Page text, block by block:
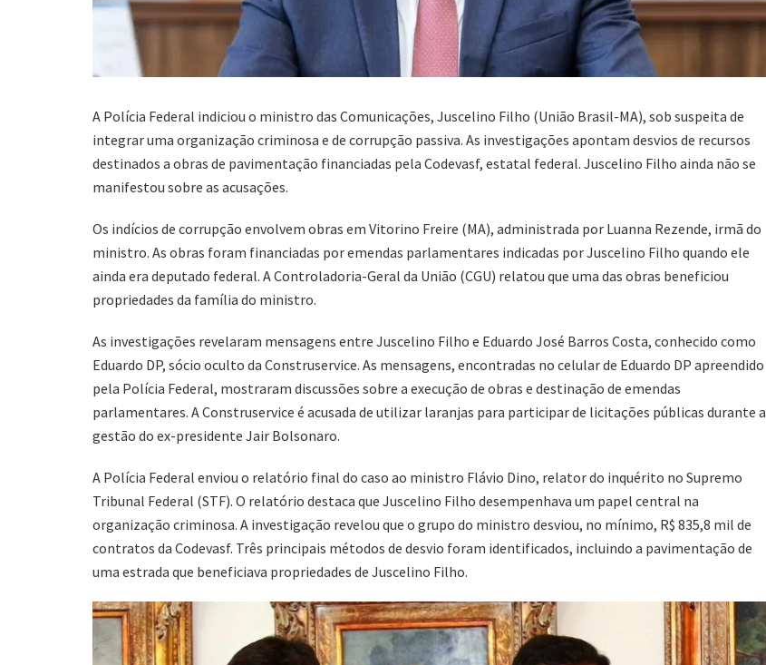
A Polícia Federal indiciou o ministro das Comunicações, Juscelino Filho (União Brasil-MA), sob suspeita de
integrar uma organização criminosa e de corrupção passiva. As investigações apontam desvios de recursos
destinados a obras de pavimentação financiadas pela Codevasf, estatal federal. Juscelino Filho ainda não se
manifestou sobre as acusações.
Os indícios de corrupção envolvem obras em Vitorino Freire (MA), administrada por Luanna Rezende, irmã do
ministro. As obras foram financiadas por emendas parlamentares indicadas por Juscelino Filho quando ele
ainda era deputado federal. A Controladoria-Geral da União (CGU) relatou que uma das obras beneficiou
propriedades da família do ministro.
As investigações revelaram mensagens entre Juscelino Filho e Eduardo José Barros Costa, conhecido como
Eduardo DP, sócio oculto da Construservice. As mensagens, encontradas no celular de Eduardo DP apreendido
pela Polícia Federal, mostraram discussões sobre a execução de obras e destinação de emendas
parlamentares. A Construservice é acusada de utilizar laranjas para participar de licitações públicas durante a
gestão do ex-presidente Jair Bolsonaro.
A Polícia Federal enviou o relatório final do caso ao ministro Flávio Dino, relator do inquérito no Supremo
Tribunal Federal (STF). O relatório destaca que Juscelino Filho desempenhava um papel central na
organização criminosa. A investigação revelou que o grupo do ministro desviou, no mínimo, R$ 835,8 mil de
contratos da Codevasf. Três principais métodos de desvio foram identificados, incluindo a pavimentação de
uma estrada que beneficiava propriedades de Juscelino Filho.